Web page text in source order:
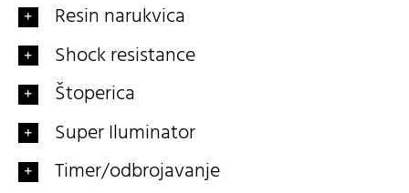
Resin narukvica
Shock resistance
Štoperica
Super Iluminator
Timer/odbrojavanje